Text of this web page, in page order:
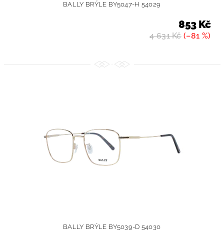
BALLY BRÝLE BY5047-H 54029
4 631 Kč(–81 %)
853 Kč
BALLY BRÝLE BY5039-D 54030